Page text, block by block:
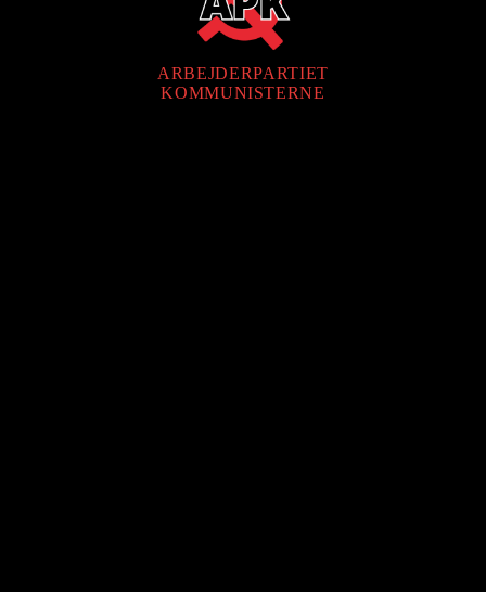
ARBEJDERPARTIET
KOMMUNISTERNE